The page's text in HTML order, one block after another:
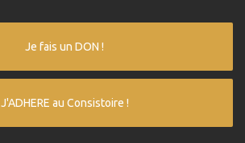
Je fais un DON !
J'ADHERE au Consistoire !